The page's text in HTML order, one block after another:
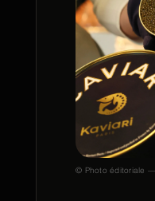
© Photo éditoriale